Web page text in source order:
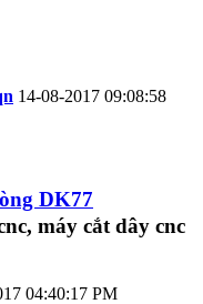
14-08-2017 09:08:58
DK77
04:40:17 PM